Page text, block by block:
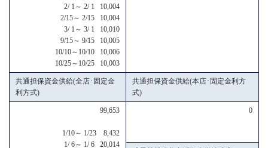
2/ 1～ 2/ 1 10,004
2/15～ 2/15 10,004
3/ 1～ 3/ 1 10,010
9/15～ 9/15 10,005
10/10～10/10 10,006
10/25～10/25 10,003
共通担保資金供給(全店･固定金
利方式)
共通担保資金供給(本店･固定金利方
式)
99,653
1/10～ 1/23 8,432
1/ 6～ 1/ 6 20,014
0